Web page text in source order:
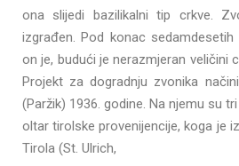
ona slijedi bazilikalni tip crkve.
izgrađen. Pod konac sedamdesetih
on je, budući je nerazmjeran veličini
Projekt za dogradnju zvonika
(Paržik) 1936. godine. Na njemu su
oltar tirolske provenijencije, koga je
Tirola (St. Ulrich,